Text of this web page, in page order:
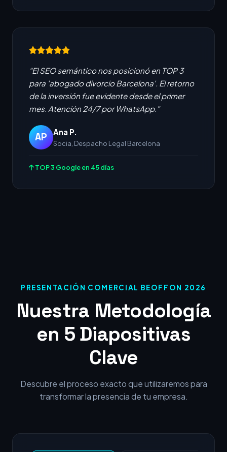
"El SEO semántico nos posicionó en TOP 3
para 'abogado divorcio Barcelona'. El retorno
de la inversión fue evidente desde el primer
mes. Atención 24/7 por WhatsApp."
AP Ana P.
Socia, Despacho Legal Barcelona
TOP 3 Google en 45 días
PRESENTACIÓN COMERCIAL BEOFFON 2026
Nuestra Metodología
en 5 Diapositivas
Clave
Descubre el proceso exacto que utilizaremos para
transformar la presencia de tu empresa.